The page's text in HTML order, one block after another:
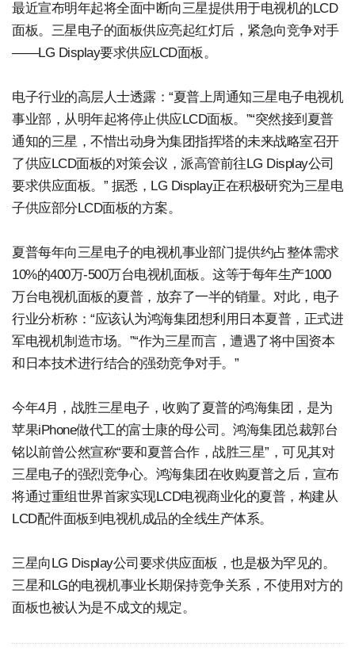
最近宣布明年起将全面中断向三星提供用于电视机的LCD
面板。三星电子的面板供应亮起红灯后，紧急向竞争对手
——LG Display要求供应LCD面板。
电子行业的高层人士透露：“夏普上周通知三星电子电视机
事业部，从明年起将停止供应LCD面板。”“突然接到夏普
通知的三星，不惜出动身为集团指挥塔的未来战略室召开
了供应LCD面板的对策会议，派高管前往LG Display公司
要求供应面板。” 据悉，LG Display正在积极研究为三星电
子供应部分LCD面板的方案。
夏普每年向三星电子的电视机事业部门提供约占整体需求
10%的400万-500万台电视机面板。这等于每年生产1000
万台电视机面板的夏普，放弃了一半的销量。对此，电子
行业分析称：“应该认为鸿海集团想利用日本夏普，正式进
军电视机制造市场。”“作为三星而言，遭遇了将中国资本
和日本技术进行结合的强劲竞争对手。”
今年4月，战胜三星电子，收购了夏普的鸿海集团，是为
苹果iPhone做代工的富士康的母公司。鸿海集团总裁郭台
铭以前曾公然宣称“要和夏普合作，战胜三星”，可见其对
三星电子的强烈竞争心。鸿海集团在收购夏普之后，宣布
将通过重组世界首家实现LCD电视商业化的夏普，构建从
LCD配件面板到电视机成品的全线生产体系。
三星向LG Display公司要求供应面板，也是极为罕见的。
三星和LG的电视机事业长期保持竞争关系，不使用对方的
面板也被认为是不成文的规定。